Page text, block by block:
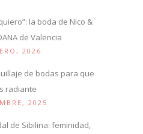
la boda de Nico &
de Valencia
2026
de bodas para que
radiante
2025
de Sibilina: feminidad,